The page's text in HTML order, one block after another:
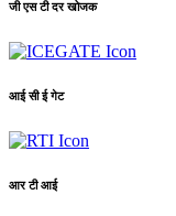
जी एस टी दर खोजक
आई सी ई गेट
आर टी आई